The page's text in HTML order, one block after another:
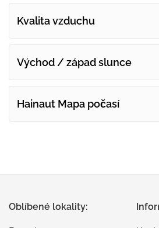
Kvalita vzduchu
Východ / západ slunce
Hainaut Mapa počasí
Oblíbené lokality: